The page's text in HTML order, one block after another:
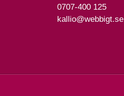
0707-400 125
kallio@webbigt.se